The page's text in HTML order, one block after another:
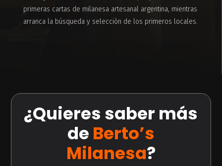
primeras cartas de milanesa artesanal argentina, mientras
arranca la búsqueda y selección de los primeros locales.
¿Quieres saber más
de Berto’s
Milanesa?